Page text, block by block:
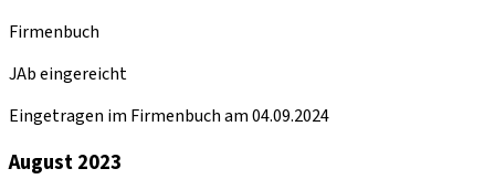
Firmenbuch
JAb eingereicht
Eingetragen im Firmenbuch am 04.09.2024
August 2023